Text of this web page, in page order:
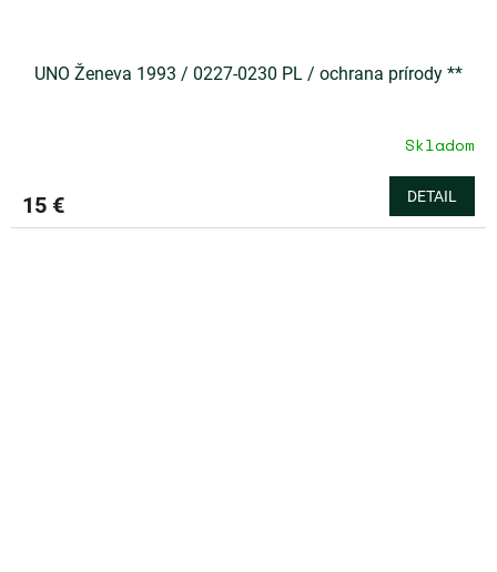
UNO Ženeva 1993 / 0227-0230 PL / ochrana prírody **
Skladom
15 € DETAIL